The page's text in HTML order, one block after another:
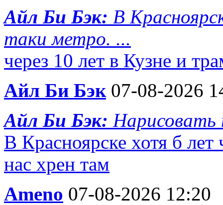
Айл Би Бэк: В
таки метро. ...
через 10 лет в Кузне и
Айл Би Бэк07-08-2026
Айл Би Бэк:
В Красноярске хотя б лет
нас хрен там
Ameno 07-08-2026 12:20